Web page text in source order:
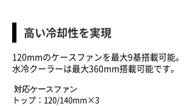
高い冷却性を実現
120mmのケースファンを最大9基搭載可能。
水冷クーラーは最大360mm搭載可能です。
対応ケースファン
トップ：120/140mm×3